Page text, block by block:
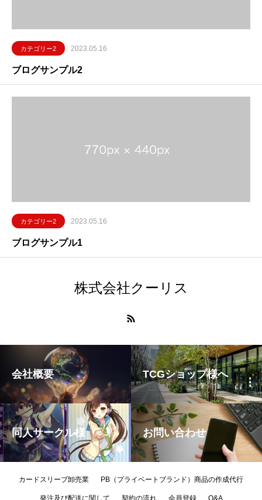
カテゴリー2 2023.05.16
ブログサンプル2
カテゴリー2 2023.05.16
ブログサンプル1
株式会社クーリス
会社概要 TCGショップ様へ
同人サークル様 お問い合わせ
カードスリーブ卸売業 PB（プライベートブランド）商品の作成代行
発注及び配送に関して 契約の流れ 会員登録 Q&A